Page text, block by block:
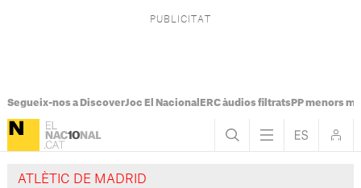
Segueix-nos a DiscoverJoc El Nacional ERC àudios filtratsPP menors
ATLÈTIC DE MADRID